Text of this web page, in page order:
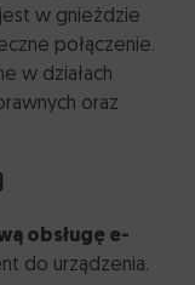
w gnieździe
połączenie.
w działach
oraz
obsługę e-
do urządzenia.